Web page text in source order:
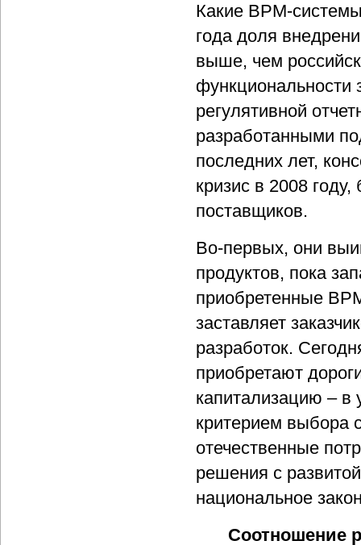
Какие BPM-
года доля
выше, чем
функциональности
регулятивной
разработанными
последних лет,
кризис в 2008
поставщиков.
Во-первых, они
продуктов, пока
приобретенные
заставляет
разработок.
приобретают
капитализацию –
критерием выбора
отечественные
решения с
национальное
Соотношение